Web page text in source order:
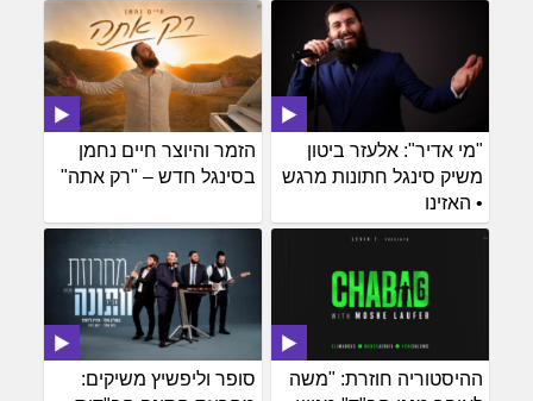
הזמר והיוצר חיים נחמן
בסינגל חדש – "רק אתה"
"מי אדיר": אלעזר ביטון
משיק סינגל חתונות מרגש
• האזינו
סופר וליפשיץ משיקים:
ההיסטוריה חוזרת: "משה